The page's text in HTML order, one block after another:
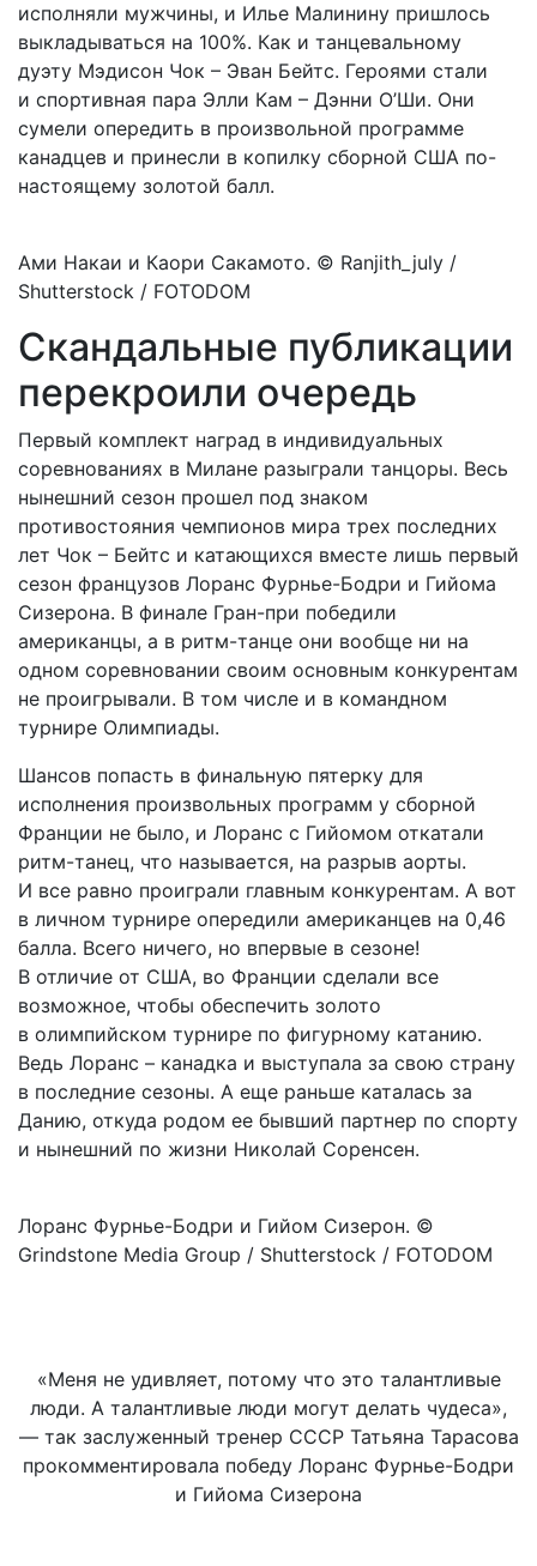
исполняли мужчины, и Илье Малинину пришлось
выкладываться на 100%. Как и танцевальному
дуэту Мэдисон Чок – Эван Бейтс. Героями стали
и спортивная пара Элли Кам – Дэнни О’Ши. Они
сумели опередить в произвольной программе
канадцев и принесли в копилку сборной США по-
настоящему золотой балл.
Ами Накаи и Каори Сакамото. © Ranjith_july /
Shutterstock / FOTODOM
Скандальные публикации
перекроили очередь
Первый комплект наград в индивидуальных
соревнованиях в Милане разыграли танцоры. Весь
нынешний сезон прошел под знаком
противостояния чемпионов мира трех последних
лет Чок – Бейтс и катающихся вместе лишь первый
сезон французов Лоранс Фурнье-­Бодри и Гийома
Сизерона. В финале Гран-при победили
американцы, а в ритм-танце они вообще ни на
одном соревновании своим основным конкурентам
не проигрывали. В том числе и в командном
турнире Олимпиады.
Шансов попасть в финальную пятерку для
исполнения произвольных программ у сборной
Франции не было, и Лоранс с Гийомом откатали
ритм-танец, что называется, на разрыв аорты.
И все равно проиграли главным конкурентам. А вот
в личном турнире опередили американцев на 0,46
балла. Всего ничего, но впервые в сезоне!
В отличие от США, во Франции сделали все
возможное, чтобы обеспечить золото
в олимпийском турнире по фигурному катанию.
Ведь Лоранс – канадка и выступала за свою страну
в последние сезоны. А еще раньше каталась за
Данию, откуда родом ее бывший партнер по спорту
и нынешний по жизни Николай Соренсен.
Лоранс Фурнье-Бодри и Гийом Сизерон. ©
Grindstone Media Group / Shutterstock / FOTODOM
«Меня не удивляет, потому что это талантливые
люди. А талантливые люди могут делать чудеса»,
— так заслуженный тренер СССР Татьяна Тарасова
прокомментировала победу Лоранс Фурнье-Бодри
и Гийома Сизерона